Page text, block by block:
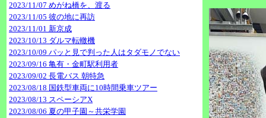
2023/11/07 めがね橋を、渡る
2023/11/05 彼の地に再訪
2023/11/01 新京成
2023/10/13 ダルマ転轍機
2023/10/09 パッと見で判った人はタダモノでない
2023/09/16 亀有・金町駅利用者
2023/09/02 長電バス 朝特急
2023/08/18 国鉄型車両に10時間乗車ツアー
2023/08/13 スペーシアX
2023/08/06 夏の甲子園～共栄学園